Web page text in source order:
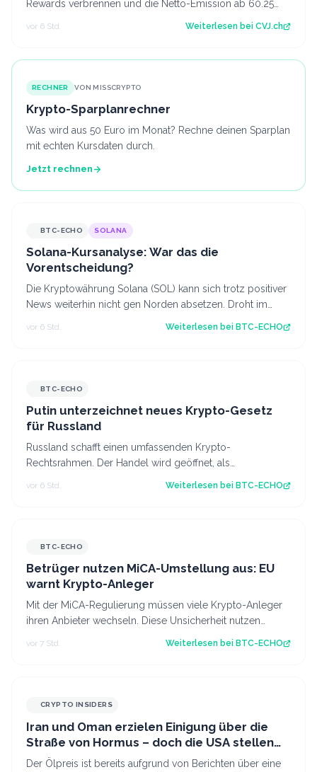
Rewards verbrennen und die Netto-Emission ab 60.25
vor 6 Std. Weiterlesen bei CVJ.ch
RECHNER VON MISSCRYPTO
Krypto-Sparplanrechner
Was wird aus 50 Euro im Monat? Rechne deinen Sparplan
mit echten Kursdaten durch.
Jetzt rechnen
BTC-ECHO SOLANA
Solana-Kursanalyse: War das die
Vorentscheidung?
Die Kryptowährung Solana (SOL) kann sich trotz positiver
News weiterhin nicht gen Norden absetzen. Droht im
August eine neue Hängepartie? Di…
vor 6 Std. Weiterlesen bei BTC-ECHO
BTC-ECHO
Putin unterzeichnet neues Krypto-Gesetz
für Russland
Russland schafft einen umfassenden Krypto-
Rechtsrahmen. Der Handel wird geöffnet, als
vor 6 Std. Weiterlesen bei BTC-ECHO
BTC-ECHO
Betrüger nutzen MiCA-Umstellung aus: EU
warnt Krypto-Anleger
Mit der MiCA-Regulierung müssen viele Krypto-Anleger
ihren Anbieter wechseln. Diese Unsicherheit nutzen
Betrüger offenbar gezielt aus. Sourc…
vor 7 Std. Weiterlesen bei BTC-ECHO
CRYPTO INSIDERS
Iran und Oman erzielen Einigung über die
Straße von Hormus – doch die USA stellen
sich quer
Der Ölpreis ist bereits aufgrund von Berichten über eine